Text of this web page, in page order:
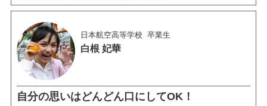
日本航空高等学校 卒業生
白根 妃華
自分の思いはどんどん口にしてOK！